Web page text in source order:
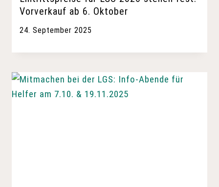
Vorverkauf ab 6. Oktober
24. September 2025